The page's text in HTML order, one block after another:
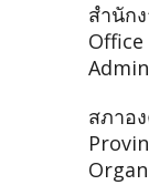
สำนัก
สภาอ